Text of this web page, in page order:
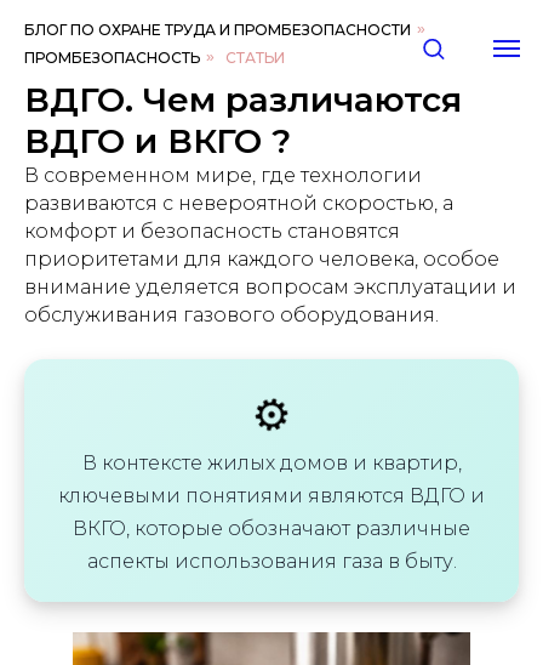
БЛОГ ПО ОХРАНЕ ТРУДА И ПРОМБЕЗОПАСНОСТИ »
ПРОМБЕЗОПАСНОСТЬ » СТАТЬИ
ВДГО. Чем различаются
ВДГО и ВКГО ?
В современном мире, где технологии
развиваются с невероятной скоростью, а
комфорт и безопасность становятся
приоритетами для каждого человека, особое
внимание уделяется вопросам эксплуатации и
обслуживания газового оборудования.
⚙️
В контексте жилых домов и квартир,
ключевыми понятиями являются ВДГО и
ВКГО, которые обозначают различные
аспекты использования газа в быту.